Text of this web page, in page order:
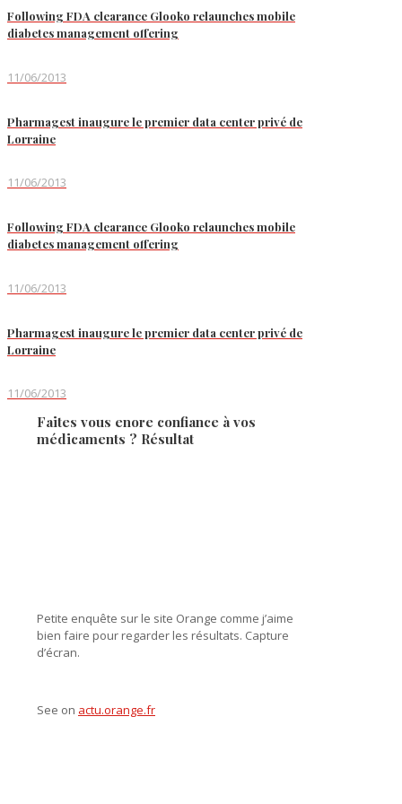
Following FDA clearance Glooko relaunches mobile
diabetes management offering
11/06/2013
Pharmagest inaugure le premier data center privé de
Lorraine
11/06/2013
Following FDA clearance Glooko relaunches mobile
diabetes management offering
11/06/2013
Pharmagest inaugure le premier data center privé de
Lorraine
11/06/2013
Faites vous enore confiance à vos
médicaments ? Résultat
Petite enquête sur le site Orange comme j’aime
bien faire pour regarder les résultats. Capture
d’écran.
See on actu.orange.fr